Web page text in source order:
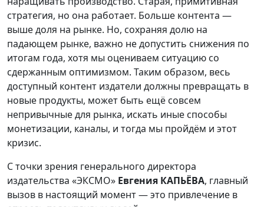
стратегия, но она работает. Больше контента —
выше доля на рынке. Но, сохраняя долю на
падающем рынке, важно не допустить снижения по
итогам года, хотя мы оцениваем ситуацию со
сдержанным оптимизмом. Таким образом, весь
доступный контент издатели должны превращать в
новые продукты, может быть ещё совсем
непривычные для рынка, искать иные способы
монетизации, каналы, и тогда мы пройдём и этот
кризис.
С точки зрения генерального директора
издательства «ЭКСМО» Евгения КАПЬЁВА, главный
вызов в настоящий момент — это привлечение в